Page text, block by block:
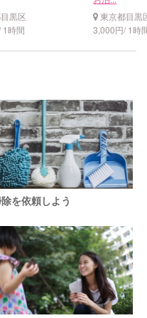
黒区
1時間
東京都目黒
3,000円/ 1時
を依頼しよう